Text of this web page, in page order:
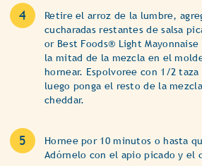
Retire el arroz de la lumbre,
cucharadas restantes de salsa
or Best Foods® Light
la mitad de la mezcla en el
hornear. Espolvoree con 1/2 taza
luego ponga el resto de la
cheddar.
Hornee por 10 minutos o hasta
Adórnelo con el apio picado y el